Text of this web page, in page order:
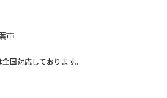
市
国対応しております。